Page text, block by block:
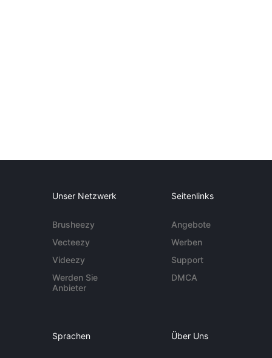
Unser Netzwerk
Brusheezy
Vecteezy
Videezy
Werden Sie
Anbieter
Seitenlinks
Angebote
Werben
Support
DMCA
Sprachen Über Uns